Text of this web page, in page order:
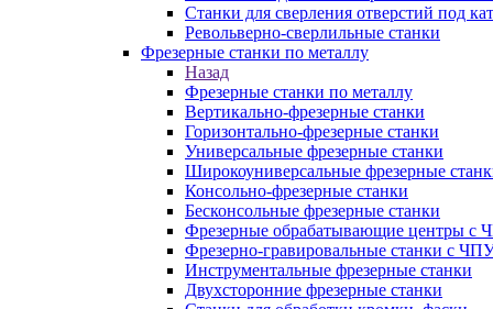
Станки для сверления отверстий под
Револьверно-сверлильные станки
Фрезерные станки по металлу
Назад
Фрезерные станки по металлу
Вертикально-фрезерные станки
Горизонтально-фрезерные станки
Универсальные фрезерные станки
Широкоуниверсальные фрезерные
Консольно-фрезерные станки
Бесконсольные фрезерные станки
Фрезерные обрабатывающие центры с
Фрезерно-гравировальные станки с
Инструментальные фрезерные станки
Двухсторонние фрезерные станки